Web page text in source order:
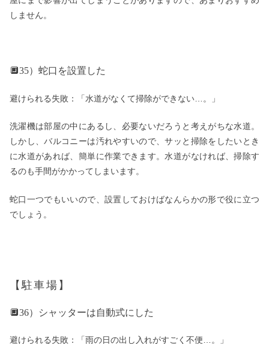
しません。
🔲35）蛇口を設置した
避けられる失敗：「水道がなくて掃除ができない…。」
洗濯機は部屋の中にあるし、必要ないだろうと考えがちな水道。
しかし、バルコニーは汚れやすいので、サッと掃除をしたいとき
に水道があれば、簡単に作業できます。水道がなければ、掃除す
るのも手間がかかってしまいます。
蛇口一つでもいいので、設置しておけばなんらかの形で役に立つ
でしょう。
【駐車場】
🔲36）シャッターは自動式にした
避けられる失敗：「雨の日の出し入れがすごく不便…。」